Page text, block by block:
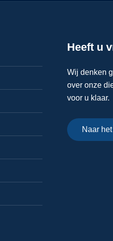
Heeft u
Wij denken
over onze
voor u klaar.
Naar